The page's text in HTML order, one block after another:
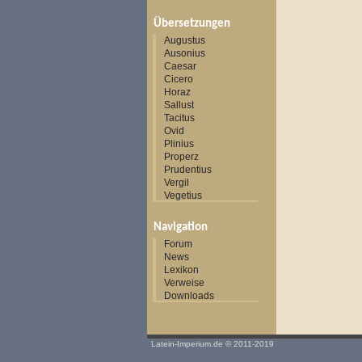
Übersetzungen
Augustus
Ausonius
Caesar
Cicero
Horaz
Sallust
Tacitus
Ovid
Plinius
Properz
Prudentius
Vergil
Vegetius
Navigation
Forum
News
Lexikon
Verweise
Downloads
Latein-Imperium.de © 2011-2019